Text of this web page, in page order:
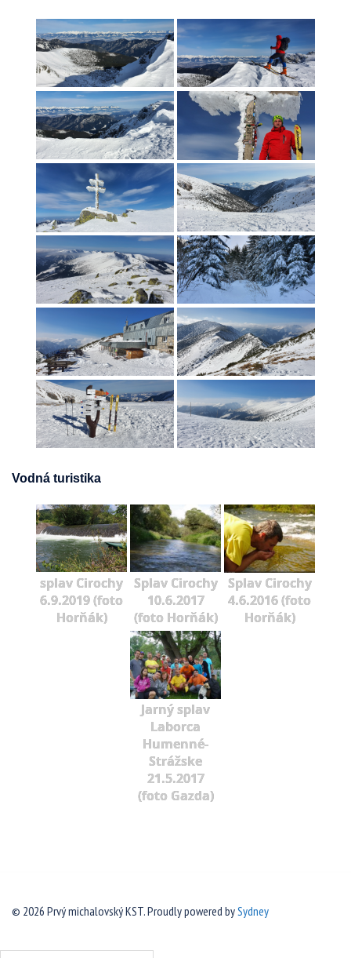
Vodná turistika
splav Cirochy
6.9.2019 (foto
Horňák)
Splav Cirochy
10.6.2017
(foto Horňák)
Splav Cirochy
4.6.2016 (foto
Horňák)
Jarný splav
Laborca
Humenné-
Strážske
21.5.2017
(foto Gazda)
© 2026 Prvý michalovský KST. Proudly powered bySydney